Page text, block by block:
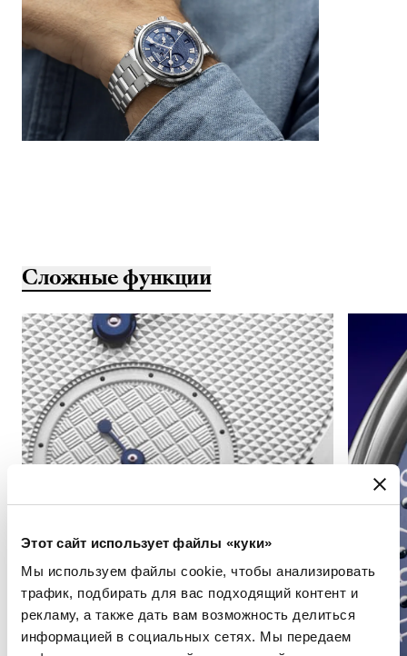
Этот сайт использует файлы «куки»
Мы используем файлы cookie, чтобы анализировать
трафик, подбирать для вас подходящий контент и
рекламу, а также дать вам возможность делиться
информацией в социальных сетях. Мы передаем
Сложные функции